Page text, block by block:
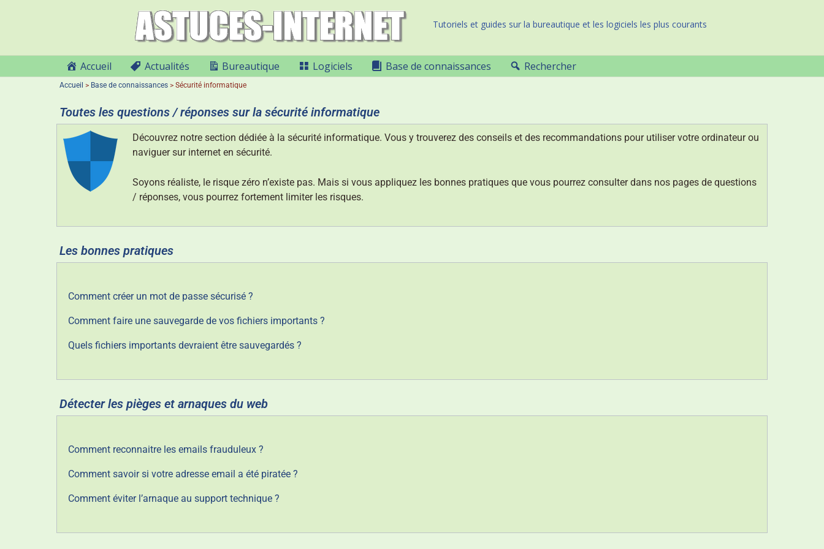
Tutoriels et guides sur la bureautique et les logiciels les plus courants
Accueil Actualités Bureautique Logiciels Base de connaissances Rechercher
Accueil > Base de connaissances > Sécurité informatique
Toutes les questions / réponses sur la sécurité informatique
Découvrez notre section dédiée à la sécurité informatique. Vous y trouverez des conseils et des recommandations pour utiliser votre ordinateur ou
naviguer sur internet en sécurité.
Soyons réaliste, le risque zéro n’existe pas. Mais si vous appliquez les bonnes pratiques que vous pourrez consulter dans nos pages de questions
/ réponses, vous pourrez fortement limiter les risques.
Les bonnes pratiques
Comment créer un mot de passe sécurisé ?
Comment faire une sauvegarde de vos fichiers importants ?
Quels fichiers importants devraient être sauvegardés ?
Détecter les pièges et arnaques du web
Comment reconnaitre les emails frauduleux ?
Comment savoir si votre adresse email a été piratée ?
Comment éviter l’arnaque au support technique ?